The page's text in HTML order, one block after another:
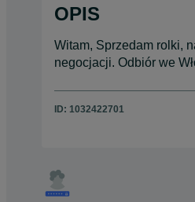
OPIS
Witam, Sprzedam rolki,
negocjacji. Odbiór we
ID: 1032422701